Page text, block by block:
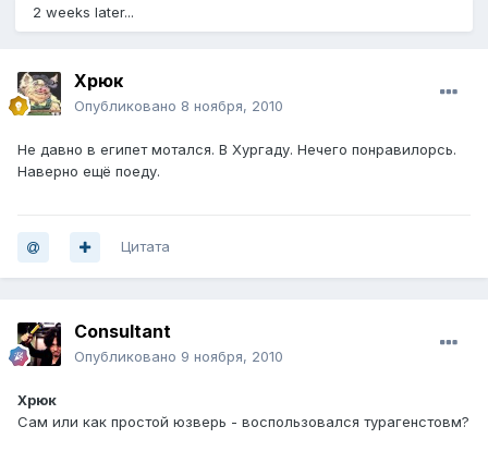
2 weeks later...
Хрюк
Опубликовано 8 ноября, 2010
Не давно в египет мотался. В Хургаду. Нечего понравилорсь.
Наверно ещё поеду.
Цитата
Consultant
Опубликовано 9 ноября, 2010
Хрюк
Сам или как простой юзверь - воспользовался турагенстовм?